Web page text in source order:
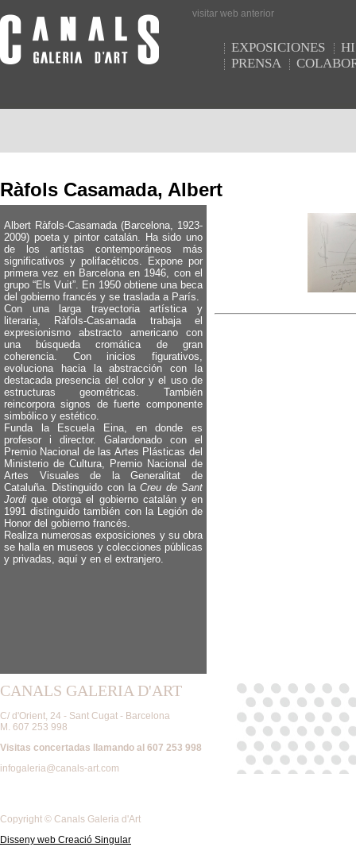
visitar web anterior
EXPOSICIONES
PRENSA
Ràfols Casamada, Albert
Albert Ràfols-Casamada (Barcelona, 1923-
2009) poeta y pintor catalán. Ha sido uno
de los artistas contemporáneos más
significativos y polifacéticos. Expone por
primera vez en Barcelona en 1946, con el
grupo “Els Vuit”. En 1950 obtiene una beca
del gobierno francés y se traslada a París.
Con una larga trayectoria artística y
literaria, Ràfols-Casamada trabaja el
expresionismo abstracto americano con
una búsqueda cromática de gran
coherencia. Con inicios figurativos,
evoluciona hacia la abstracción con la
destacada presencia del color y el uso de
estructuras geométricas. También
reincorpora signos de fuerte componente
simbólico y estético.
Funda la Escuela Eina, en donde es
profesor i director. Galardonado con el
Premio Nacional de las Artes Plásticas del
Ministerio de Cultura, Premio Nacional de
Artes Visuales de la Generalitat de
Cataluña. Distinguido con laCreu de Sant
Jordi que otorga el gobierno catalán y en
1991 distinguido también con la Legión de
Honor del gobierno francés.
Realiza numerosas exposiciones y su obra
se halla en museos y colecciones públicas
y privadas, aquí y en el extranjero.
CANALS GALERIA D'ART
C/ d'Orient, 24 - Sant Cugat - Barcelona
M. 607 253 998
Visitas concertadas llamando al 607 253 998
infogaleria@canals-art.com
Copyright © Canals Galeria d'Art
Disseny web Creació Singular